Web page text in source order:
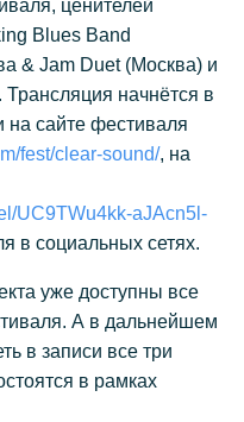
ценителей
Blues Band
& Jam Duet (Москва) и
начнётся в
на сайте фестиваля
fest/clear-sound/, на
UC9TWu4kk-aJAcn5l-
в социальных сетях.
уже доступны все
А в дальнейшем
в записи все три
в рамках